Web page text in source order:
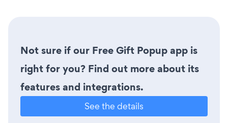
Not sure if our Free Gift Popup app is
right for you? Find out more about its
features and integrations.
See the details